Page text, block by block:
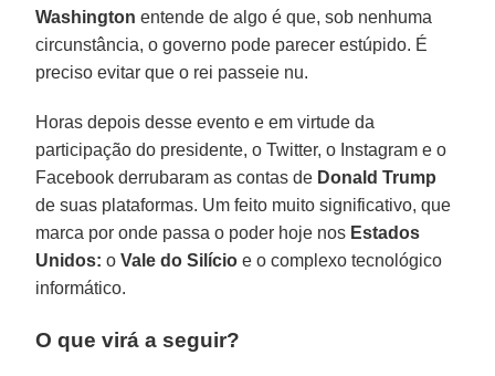
Washington entende de algo é que, sob nenhuma
circunstância, o governo pode parecer estúpido. É
preciso evitar que o rei passeie nu.
Horas depois desse evento e em virtude da
participação do presidente, o Twitter, o Instagram e o
Facebook derrubaram as contas de Donald Trump
de suas plataformas. Um feito muito significativo, que
marca por onde passa o poder hoje nos Estados
Unidos: oVale do Silício e o complexo tecnológico
informático.
O que virá a seguir?